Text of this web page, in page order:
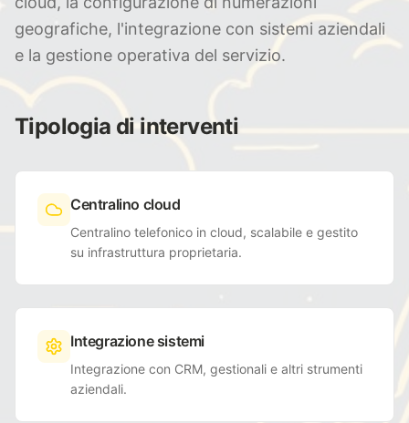
geografiche, l'integrazione con sistemi aziendali
e la gestione operativa del servizio.
Tipologia di interventi
Centralino cloud
Centralino telefonico in cloud, scalabile e gestito
su infrastruttura proprietaria.
Integrazione sistemi
Integrazione con CRM, gestionali e altri strumenti
aziendali.